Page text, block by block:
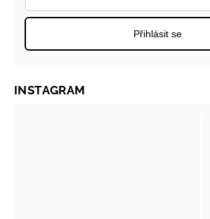
Přihlásit se
INSTAGRAM